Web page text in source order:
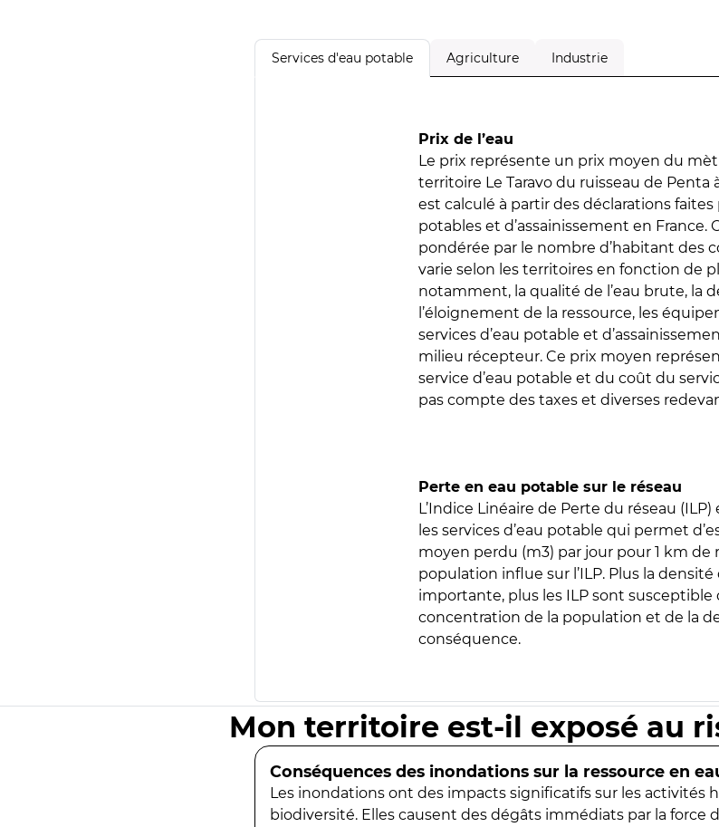
Services d'eau potable Agriculture Industrie
Prix de l’eau
Le prix représente un prix moyen du
territoire Le Taravo du ruisseau de Penta
est calculé à partir des déclarations faites
potables et d’assainissement en France.
pondérée par le nombre d’habitant des
varie selon les territoires en fonction de
notamment, la qualité de l’eau brute, la
l’éloignement de la ressource, les
services d’eau potable et
milieu récepteur. Ce prix moyen
service d’eau potable et du coût du
pas compte des taxes et diverses
Perte en eau potable sur le réseau
L’Indice Linéaire de Perte du réseau
les services d’eau potable qui permet
moyen perdu (m3) par jour pour 1 km de
population influe sur l’ILP. Plus la
importante, plus les ILP sont
concentration de la population et de la
conséquence.
Mon territoire est-il exposé au
Conséquences des inondations sur la ressource en
Les inondations ont des impacts significatifs sur les activités
biodiversité. Elles causent des dégâts immédiats par la force